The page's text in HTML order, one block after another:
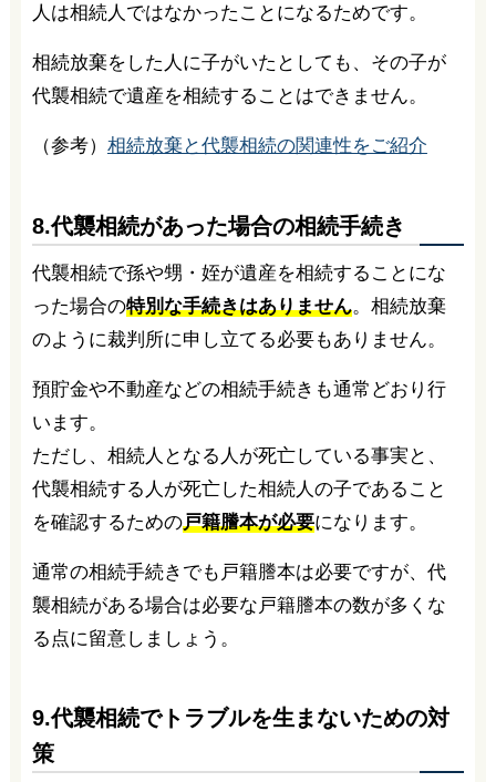
人は相続人ではなかったことになるためです。
相続放棄をした人に子がいたとしても、その子が
代襲相続で遺産を相続することはできません。
（参考） 相続放棄と代襲相続の関連性をご紹介
8.代襲相続があった場合の相続手続き
代襲相続で孫や甥・姪が遺産を相続することにな
った場合の特別な手続きはありません。相続放棄
のように裁判所に申し立てる必要もありません。
預貯金や不動産などの相続手続きも通常どおり行
います。
ただし、相続人となる人が死亡している事実と、
代襲相続する人が死亡した相続人の子であること
を確認するための戸籍謄本が必要になります。
通常の相続手続きでも戸籍謄本は必要ですが、代
襲相続がある場合は必要な戸籍謄本の数が多くな
る点に留意しましょう。
9.代襲相続でトラブルを生まないための対
策